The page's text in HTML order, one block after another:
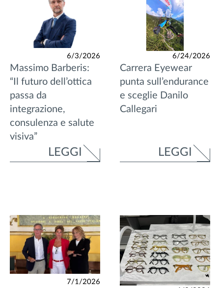
6/3/2026
Massimo Barberis:
“Il futuro dell’ottica
passa da
integrazione,
consulenza e salute
visiva”
LEGGI
6/24/2026
Carrera Eyewear
punta sull’endurance
e sceglie Danilo
Callegari
LEGGI
7/1/2026